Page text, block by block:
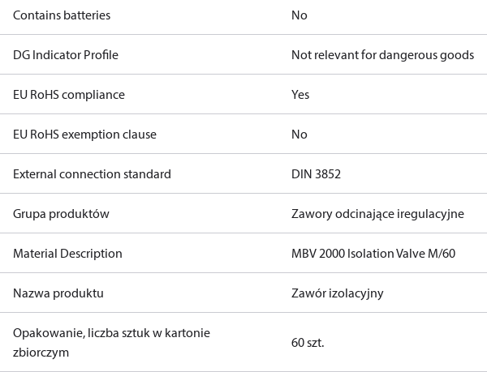
Contains batteries No
DG Indicator Profile Not relevant for dangerous goods
EU RoHS compliance Yes
EU RoHS exemption clause No
External connection standard DIN 3852
Grupa produktów Zawory odcinające iregulacyjne
Material Description MBV 2000 Isolation Valve M/60
Nazwa produktu Zawór izolacyjny
Opakowanie, liczba sztuk w kartonie
zbiorczym
60 szt.